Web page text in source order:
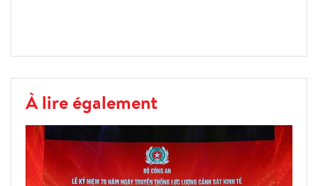
À lire également